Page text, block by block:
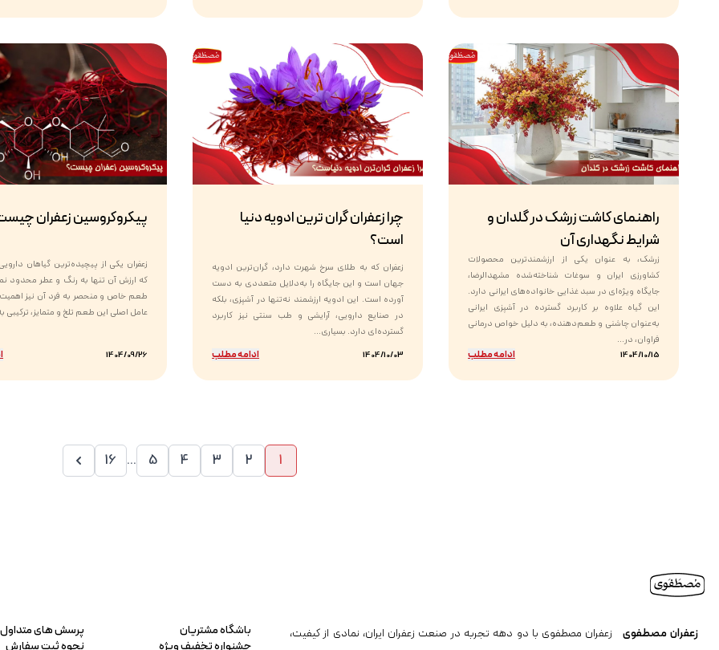
راهنمای کاشت زرشک در گلدان و
شرایط نگهداری آن
زرشک، به عنوان یکی از ارزشمندترین محصولات
کشاورزی ایران و سوغات شناخته‌شده مشهدالرضا،
جایگاه ویژه‌ای در سبد غذایی خانواده‌های ایرانی دارد.
این گیاه علاوه بر کاربرد گسترده در آشپزی ایرانی
به‌عنوان چاشنی و طعم‌دهنده، به دلیل خواص درمانی
فراوان، در...
1404/10/15 ادامه مطلب
چرا زعفران گران ترین ادویه دنیا
است؟
زعفران که به طلای سرخ شهرت دارد، گران‌ترین ادویه
جهان است و این جایگاه را به‌دلایل متعددی به دست
آورده است. این ادویه ارزشمند نه‌تنها در آشپزی، بلکه
در صنایع دارویی، آرایشی و طب سنتی نیز کاربرد
گسترده‌ای دارد. بسیاری...
1404/10/03 ادامه مطلب
پیکروکروسین زعفران
زعفران یکی از پیچیده‌ترین گیاهان
که ارزش آن تنها به رنگ و عطر محدود
طعم خاص و منحصر به فرد آن نیز اهمیت
عامل اصلی این طعم تلخ و متمایز، ترکیبی
1404/09/26
1
2
3
4
5
...
16
زعفران مصطفوی
زعفران مصطفوی با دو دهه تجربه در صنعت زعفران ایران، نمادی از کیفیت،
باشگاه مشتریان
جشنواره تخفیف ویژه
پرسش های متداول
نحوه ثبت سفارش